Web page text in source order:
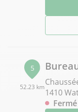
5
52.23 km
1410